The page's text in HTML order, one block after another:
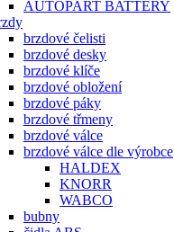
AUTOPART BATTERY
brzdové čelisti
brzdové desky
brzdové klíče
brzdové obložení
brzdové páky
brzdové třmeny
brzdové válce
brzdové válce dle výrobce
HALDEX
KNORR
WABCO
bubny